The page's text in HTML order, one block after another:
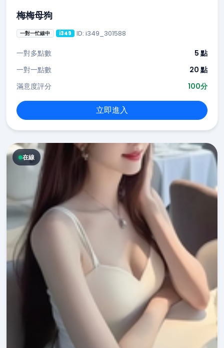
梅梅母狗
一對一忙線中 i349 ID: i349_301588
一對多點數
5 點
一對一點數
20 點
滿意度評分
100分
立即進入
在線